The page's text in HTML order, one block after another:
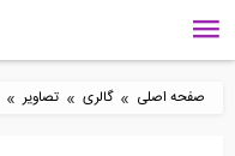
صفحه اصلی » گالری » تصاویر »